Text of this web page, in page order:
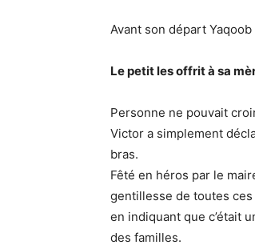
Avant son départ
Le petit les offrit à sa
Personne ne pouvait
Victor a simplement
bras.
Fêté en héros par le
gentillesse de toutes
en indiquant que c’était
des familles.